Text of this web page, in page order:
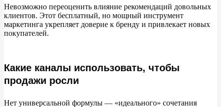
Невозможно переоценить влияние рекомендаций довольных
клиентов. Этот бесплатный, но мощный инструмент
маркетинга укрепляет доверие к бренду и привлекает новых
покупателей.
Какие каналы использовать, чтобы
продажи росли
Нет универсальной формулы — «идеального» сочетания